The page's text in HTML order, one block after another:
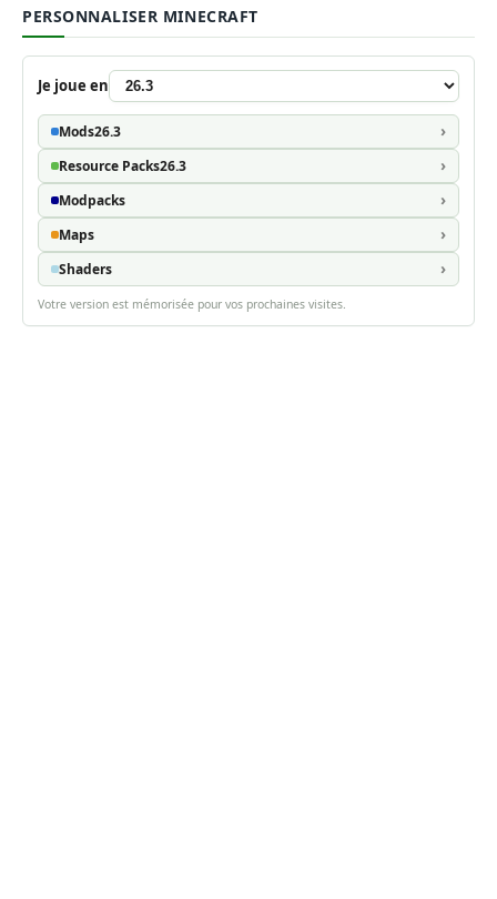
PERSONNALISER MINECRAFT
Je joue en
Mods26.3
Resource Packs26.3
Modpacks
Maps
Shaders
Votre version est mémorisée pour vos prochaines visites.